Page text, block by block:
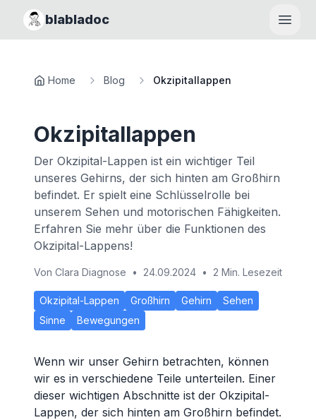
blabladoc
Home Blog Okzipitallappen
Okzipitallappen
Der Okzipital-Lappen ist ein wichtiger Teil
unseres Gehirns, der sich hinten am Großhirn
befindet. Er spielt eine Schlüsselrolle bei
unserem Sehen und motorischen Fähigkeiten.
Erfahren Sie mehr über die Funktionen des
Okzipital-Lappens!
Von Clara Diagnose • 24.09.2024 • 2 Min. Lesezeit
Okzipital-Lappen Großhirn Gehirn
Sehen
Sinne
Bewegungen
Wenn wir unser Gehirn betrachten, können
wir es in verschiedene Teile unterteilen. Einer
dieser wichtigen Abschnitte ist der Okzipital-
Lappen, der sich hinten am Großhirn befindet.